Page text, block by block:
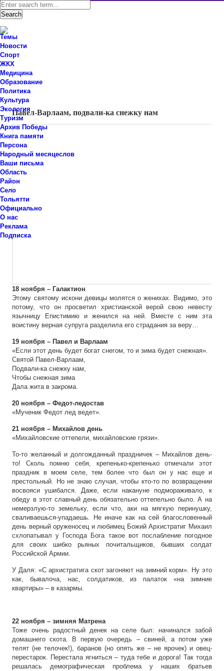
Павел-Варлаам, подвали-ка снежку нам
18 ноября – Галактион
Этому святому искони девицы молятся о женихах. Видимо, это
потому, что он просветил христианской верой свою невесту
язычницу Епистимию и женился на ней. Вместе с ним эта
воистину верная супруга разделила его страдания за веру…
19 ноября – Павел и Варлаам
«Если этот день будет богат снегом, то и зима будет снежная».
Святой Павел-Варлаам,
Подвали-ка снежку нам,
Чтобы снежная зима
Дала жита в закрома.
20 ноября – Федот-ледостав
«Мученик Федот лед ведет».
21 ноября – Михайлов день
«Михайловские оттепели, михайловские грязи».
То-то желанный и долгожданный праздничек – Михайлов день-
то! Сколь помню себя, крепенько-крепенько отмечали этот
праздник в моем селе, тем более что был он у нас еще и
престольный. Но не знаю случая, чтобы кто-то по возвращении
восвояси ушибался. Даже, если накануне подмораживало, к
обеду в этот славный день обязательно оттепельно было. А на
немерзлую-то земельку, если что, аки на мягкую перинушку,
сваливаешься-упадаешь. Не иначе как на сей благословенный
день верный оруженосец и любимец Божий Архистратиг Михаил
схлопатывал у Господа Бога такое вот послабление погодное
для своих шибко рьяных почитальщиков, бывших солдат
Российской Армии.
У Даля: «С архистратига скот загоняют на зимний корм». Ну это
как, бывалоча, нас, солдатиков, из палаток «на зимние
квартиры» – в казармы.
22 ноября – зимняя Матрена
Тоже очень радостный денек на селе был: начинался забой
домашнего скота. В первую очередь – свиней, а потом уже
телят (не телочек!), баранов (но опять же – не ярочек) и овец-
перестарок. Перестала ягниться – туда тебе и дорога! Так тогда
решалась демографическая проблема у наших братьев
Темы
Новости
Спорт
ЖКХ
Медицина
Образование
Политика
Культура
Экология
Туризм
Архив Победы
Книга памяти
Персона
Народный месяцеслов
Ваши письма
Область
Район
Село
Тольятти
Официально
О нас
Реклама
Подписка